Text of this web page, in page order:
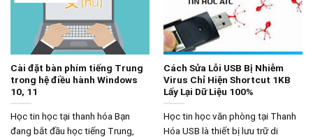
Cài đặt bàn phím tiếng Trung
trong hệ điều hành Windows
10, 11
Học tin học tại thanh hóa Bạn
đang bắt đầu học tiếng Trung,
Cách Sửa Lỗi USB Bị Nhiễm
Virus Chỉ Hiện Shortcut 1KB
Lấy Lại Dữ Liệu 100%
Học tin học văn phòng tại Thanh
Hóa USB là thiết bị lưu trữ di